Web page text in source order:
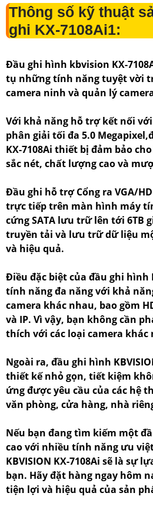
Thông số kỹ thuật
ghi KX-7108Ai1:
Đầu ghi hình kbvision KX-
tụ những tính năng tuyệt vời
camera ninh và quản lý
Với khả năng hỗ trợ kết nối với
phân giải tối đa 5.0
KX-7108Ai thiết bị đảm bảo
sắc nét, chất lượng cao và
Đầu ghi hỗ trợ Cổng ra VGA/
trực tiếp trên màn hình máy
cứng SATA lưu trữ lên tới 6TB
truyền tải và lưu trữ dữ liệu
và hiệu quả.
Điều đặc biệt của đầu ghi hình
tính năng đa năng với khả
camera khác nhau, bao gồm
và IP. Vì vậy, bạn không cần
thích với các loại camera khác
Ngoài ra, đầu ghi hình
thiết kế nhỏ gọn, tiết kiệm
ứng được yêu cầu của các hệ
văn phòng, cửa hàng, nhà
Nếu bạn đang tìm kiếm một
cao với nhiều tính năng ưu
KBVISION KX-7108Ai sẽ là sự
bạn. Hãy đặt hàng ngay hôm
tiện lợi và hiệu quả của sản